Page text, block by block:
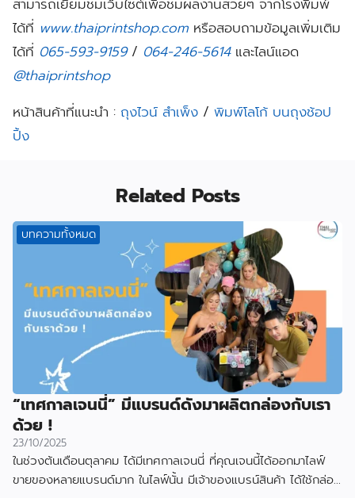
ได้ที่ www.thaiprintshop.com หรือสอบถามข้อมูลเพิ่มเติม
ได้ที่ 065-593-9159/ 064-246-5614และไลน์แอด
@thaiprintshop
หน้าสินค้าที่แนะนำ : ถุงไวน์ สําเพ็ง / พิมพ์โลโก้ บนถุงช้อป
ปิ้ง
Related Posts
บทความทั้งหมด
“เทศกาลเจนนี่” มีแบรนด์ดังมาผลิตกล่องกับเรา
ด้วย !
23/10/2025
ในช่วงต้นเดือนตุลาคม ได้มีเทศกาลเจนนี่ ที่คุณเจนนี้ได้ออกมาไลฟ์
ขายของหลายแบรนด์มาก ในไลฟ์นั้น มีเจ้าของแบรน์สินค้า ได้ใช้กล่อง